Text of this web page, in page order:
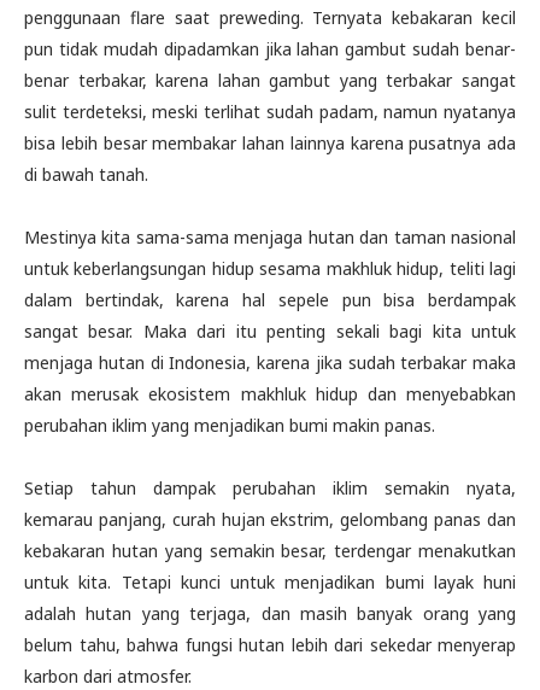
penggunaan flare saat preweding. Ternyata kebakaran kecil
pun tidak mudah dipadamkan jika lahan gambut sudah benar-
benar terbakar, karena lahan gambut yang terbakar sangat
sulit terdeteksi, meski terlihat sudah padam, namun nyatanya
bisa lebih besar membakar lahan lainnya karena pusatnya ada
di bawah tanah.
Mestinya kita sama-sama menjaga hutan dan taman nasional
untuk keberlangsungan hidup sesama makhluk hidup, teliti lagi
dalam bertindak, karena hal sepele pun bisa berdampak
sangat besar. Maka dari itu penting sekali bagi kita untuk
menjaga hutan di Indonesia, karena jika sudah terbakar maka
akan merusak ekosistem makhluk hidup dan menyebabkan
perubahan iklim yang menjadikan bumi makin panas.
Setiap tahun dampak perubahan iklim semakin nyata,
kemarau panjang, curah hujan ekstrim, gelombang panas dan
kebakaran hutan yang semakin besar, terdengar menakutkan
untuk kita. Tetapi kunci untuk menjadikan bumi layak huni
adalah hutan yang terjaga, dan masih banyak orang yang
belum tahu, bahwa fungsi hutan lebih dari sekedar menyerap
karbon dari atmosfer.